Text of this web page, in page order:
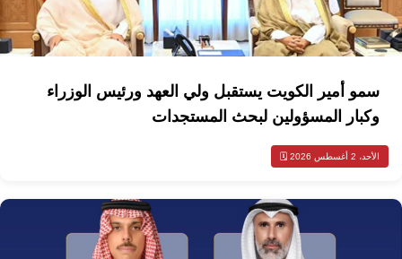
سمو أمير الكويت يستقبل ولي العهد ورئيس الوزراء
وكبار المسؤولين لبحث المستجدات
الأحد، 2 أغسطس 2026 🗓️